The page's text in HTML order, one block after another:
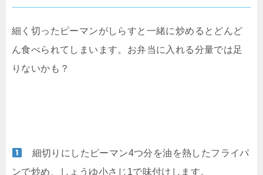
細く切ったピーマンがしらすと一緒に炒めるとどんど
ん食べられてしまいます。お弁当に入れる分量では足
りないかも？
細切りにしたピーマン4つ分を油を熱したフライパ
ンで炒め、しょうゆ小さじ1で味付けします。